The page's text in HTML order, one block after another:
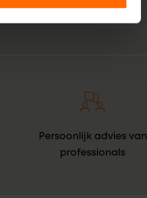
Persoonlijk advies van
professionals